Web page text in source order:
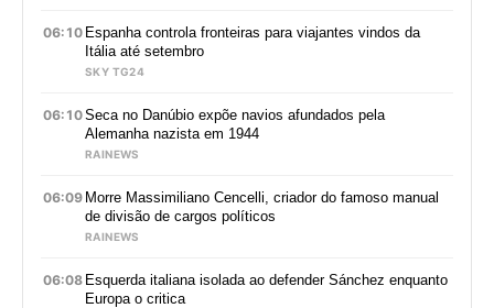
06:10 Espanha controla fronteiras para viajantes vindos da
Itália até setembro
SKY TG24
06:10Seca no Danúbio expõe navios afundados pela
Alemanha nazista em 1944
RAINEWS
06:09 Morre Massimiliano Cencelli, criador do famoso manual
de divisão de cargos políticos
RAINEWS
06:08 Esquerda italiana isolada ao defender Sánchez enquanto
Europa o critica